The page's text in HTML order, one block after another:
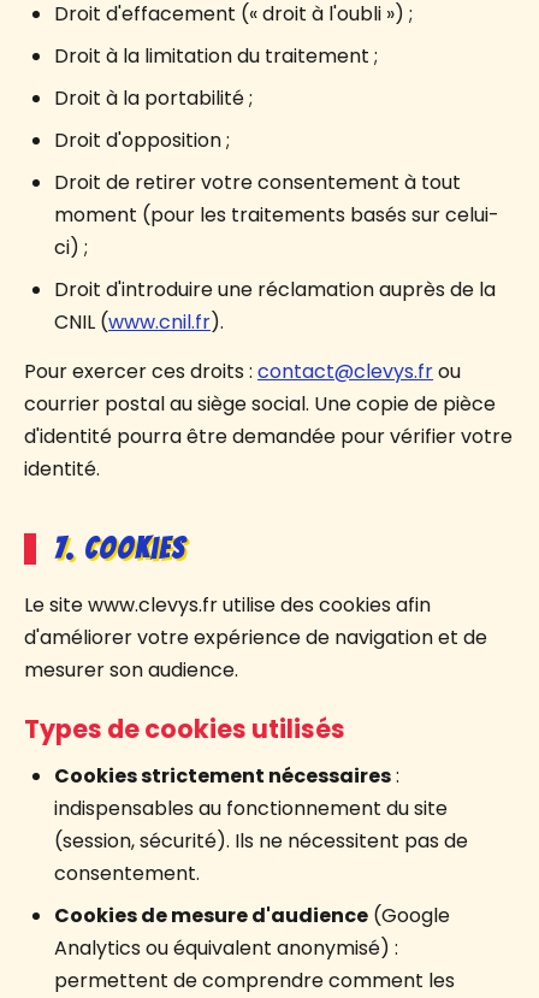
Droit d'effacement (« droit à l'oubli ») ;
Droit à la limitation du traitement ;
Droit à la portabilité ;
Droit d'opposition ;
Droit de retirer votre consentement à tout
moment (pour les traitements basés sur celui-
ci) ;
Droit d'introduire une réclamation auprès de la
CNIL (www.cnil.fr).
Pour exercer ces droits : contact@clevys.frou
courrier postal au siège social. Une copie de pièce
d'identité pourra être demandée pour vérifier votre
identité.
7. Cookies
Le site www.clevys.fr utilise des cookies afin
d'améliorer votre expérience de navigation et de
mesurer son audience.
Types de cookies utilisés
Cookies strictement nécessaires:
indispensables au fonctionnement du site
(session, sécurité). Ils ne nécessitent pas de
consentement.
Cookies de mesure d'audience (Google
Analytics ou équivalent anonymisé) :
permettent de comprendre comment les